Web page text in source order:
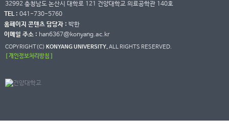
32992 충청남도 논산시 대학로 121 건양대학교 의료공학관 140호
TEL : 041-730-5760
홈페이지 콘텐츠 담당자 : 박한
이메일 주소 : han6367@konyang.ac.kr
COPYRIGHT(C) KONYANG UNIVERSITY.ALL RIGHTS RESERVED.
[ 개인정보처리방침 ]